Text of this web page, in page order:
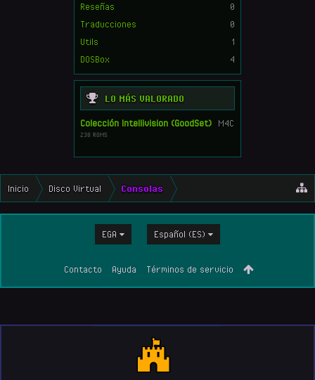
Reseñas
0
Traducciones
0
Utils
1
DOSBox
4
LO MÁS VALORADO
Colección Intellivision (GoodSet) M4C
238 ROMS
Inicio Disco Virtual Consolas
EGA Español (ES)
Contacto Ayuda Términos de servicio